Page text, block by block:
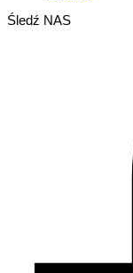
Śledź NAS